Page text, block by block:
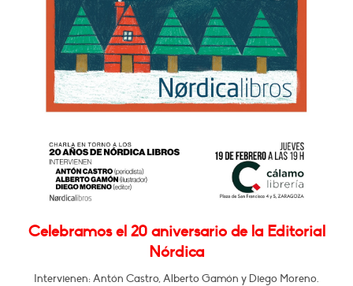
Celebramos el 20 aniversario de la Editorial
Nórdica
Intervienen: Antón Castro, Alberto Gamón y Diego Moreno.